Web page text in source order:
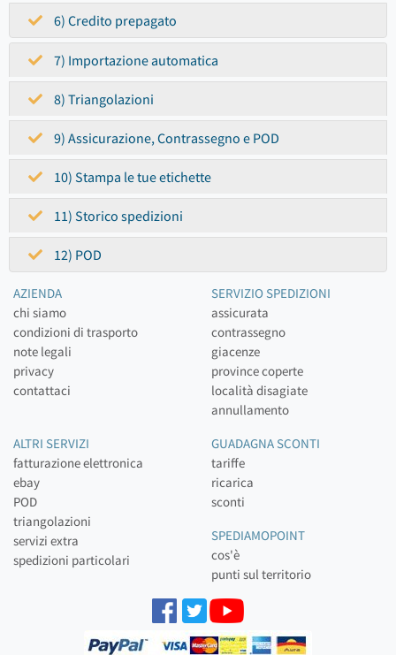
6) Credito prepagato
7) Importazione automatica
8) Triangolazioni
9) Assicurazione, Contrassegno e POD
10) Stampa le tue etichette
11) Storico spedizioni
12) POD
AZIENDA
chi siamo
condizioni di trasporto
note legali
privacy
contattaci
SERVIZIO SPEDIZIONI
assicurata
contrassegno
giacenze
province coperte
località disagiate
annullamento
ALTRI SERVIZI
fatturazione elettronica
ebay
POD
triangolazioni
servizi extra
spedizioni particolari
GUADAGNA SCONTI
tariffe
ricarica
sconti
SPEDIAMOPOINT
cos'è
punti sul territorio